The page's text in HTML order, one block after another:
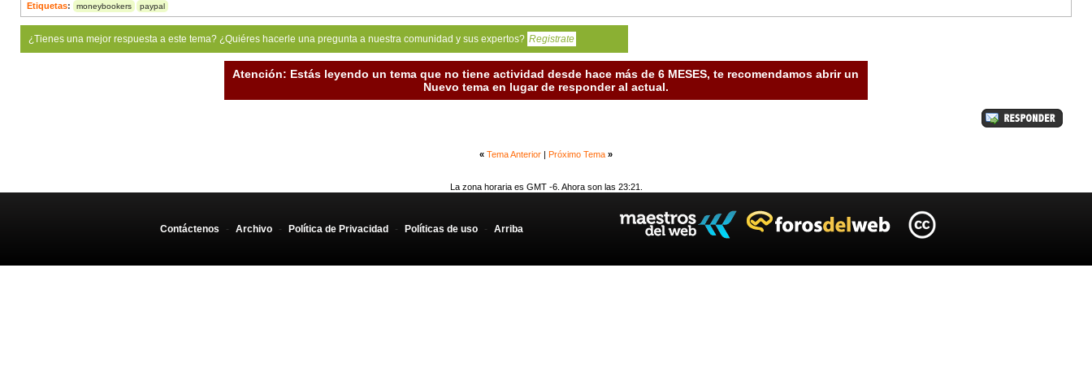
Etiquetas: moneybookers paypal
¿Tienes una mejor respuesta a este tema? ¿Quiéres hacerle una pregunta a nuestra comunidad y sus expertos? Registrate
Atención: Estás leyendo un tema que no tiene actividad desde hace más de 6 MESES, te recomendamos abrir un
Nuevo tema en lugar de responder al actual.
« Tema Anterior Próximo Tema »
La zona horaria es GMT -6. Ahora son las 23:21.
Contáctenos - Archivo - Política de Privacidad - Políticas de uso - Arriba